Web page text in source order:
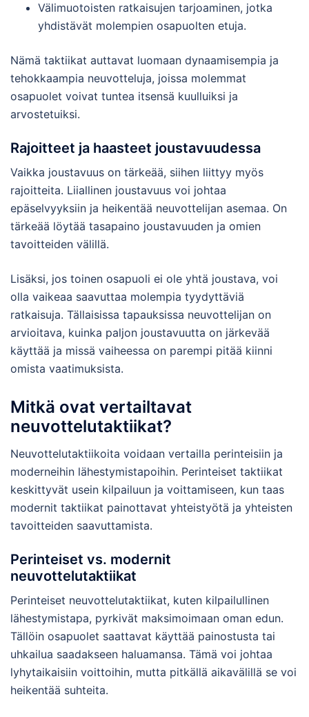
Välimuotoisten ratkaisujen tarjoaminen, jotka
yhdistävät molempien osapuolten etuja.
Nämä taktiikat auttavat luomaan dynaamisempia ja
tehokkaampia neuvotteluja, joissa molemmat
osapuolet voivat tuntea itsensä kuulluiksi ja
arvostetuiksi.
Rajoitteet ja haasteet joustavuudessa
Vaikka joustavuus on tärkeää, siihen liittyy myös
rajoitteita. Liiallinen joustavuus voi johtaa
epäselvyyksiin ja heikentää neuvottelijan asemaa. On
tärkeää löytää tasapaino joustavuuden ja omien
tavoitteiden välillä.
Lisäksi, jos toinen osapuoli ei ole yhtä joustava, voi
olla vaikeaa saavuttaa molempia tyydyttäviä
ratkaisuja. Tällaisissa tapauksissa neuvottelijan on
arvioitava, kuinka paljon joustavuutta on järkevää
käyttää ja missä vaiheessa on parempi pitää kiinni
omista vaatimuksista.
Mitkä ovat vertailtavat
neuvottelutaktiikat?
Neuvottelutaktiikoita voidaan vertailla perinteisiin ja
moderneihin lähestymistapoihin. Perinteiset taktiikat
keskittyvät usein kilpailuun ja voittamiseen, kun taas
modernit taktiikat painottavat yhteistyötä ja yhteisten
tavoitteiden saavuttamista.
Perinteiset vs. modernit
neuvottelutaktiikat
Perinteiset neuvottelutaktiikat, kuten kilpailullinen
lähestymistapa, pyrkivät maksimoimaan oman edun.
Tällöin osapuolet saattavat käyttää painostusta tai
uhkailua saadakseen haluamansa. Tämä voi johtaa
lyhytaikaisiin voittoihin, mutta pitkällä aikavälillä se voi
heikentää suhteita.